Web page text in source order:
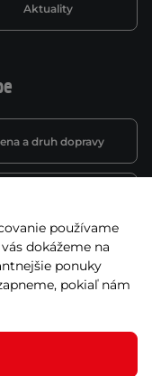
a druh dopravy
a záruka
Aktuality
používame
dokážeme na
ponuky
pokiaľ nám